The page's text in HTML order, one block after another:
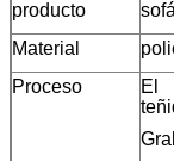
producto
sofá
Material
Proceso
El